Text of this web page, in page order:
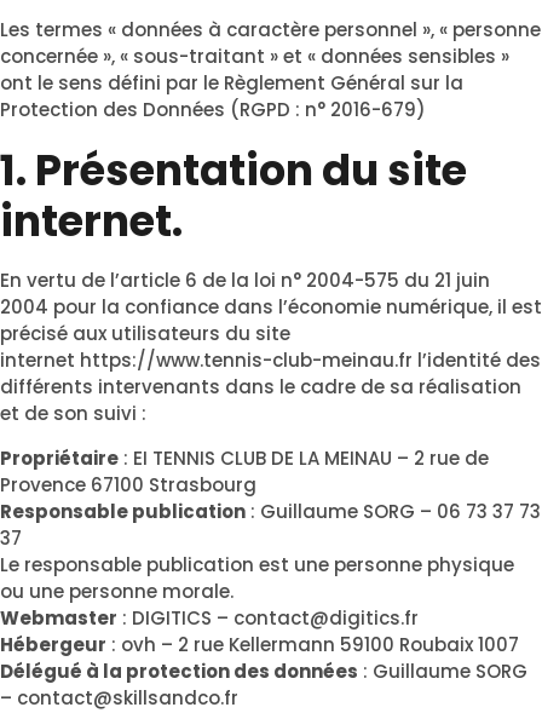
Les termes « données à caractère personnel », « personne
concernée », « sous-traitant » et « données sensibles »
ont le sens défini par le Règlement Général sur la
Protection des Données (RGPD : n° 2016-679)
1. Présentation du site
internet.
En vertu de l’article 6 de la loi n° 2004-575 du 21 juin
2004 pour la confiance dans l’économie numérique, il est
précisé aux utilisateurs du site
internet https://www.tennis-club-meinau.fr l’identité des
différents intervenants dans le cadre de sa réalisation
et de son suivi :
Propriétaire : EI TENNIS CLUB DE LA MEINAU – 2 rue de
Provence 67100 Strasbourg
Responsable publication : Guillaume SORG – 06 73 37 73
37
Le responsable publication est une personne physique
ou une personne morale.
Webmaster : DIGITICS – contact@digitics.fr
Hébergeur : ovh – 2 rue Kellermann 59100 Roubaix 1007
Délégué à la protection des données : Guillaume SORG
– contact@skillsandco.fr